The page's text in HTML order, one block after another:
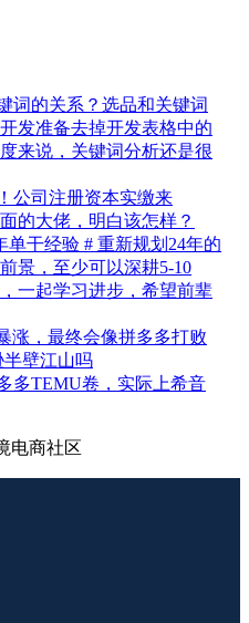
词的关系？选品和关键词
发准备去掉开发表格中的
来说，关键词分析还是很
公司注册资本实缴来
的大佬，明白该怎样？
单干经验 # 重新规划24年的
景，至少可以深耕5-10
一起学习进步，希望前辈
涨，最终会像拼多多打败
壁江山吗
多TEMU卷，实际上希音
电商社区